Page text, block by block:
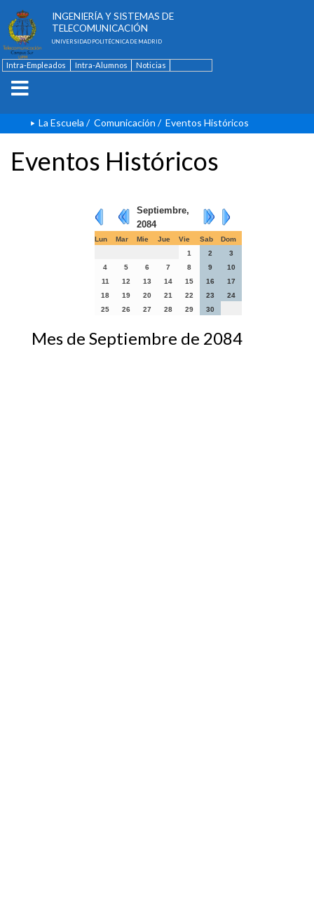
INGENIERÍA Y SISTEMAS DE
TELECOMUNICACIÓN
UNIVERSIDAD POLITÉCNICA DE MADRID
Intra-Empleados Intra-Alumnos
Noticias
La Escuela / Comunicación / Eventos Históricos
Eventos Históricos
Septiembre,
2084
Lun Mar Mie Jue Vie Sab
Dom
1
2
3
4
5 6 7 8 9
10
11
12 13 14 15 16
17
18
19 20 21 22 23
24
25
26 27 28 29 30
Mes de Septiembre de 2084